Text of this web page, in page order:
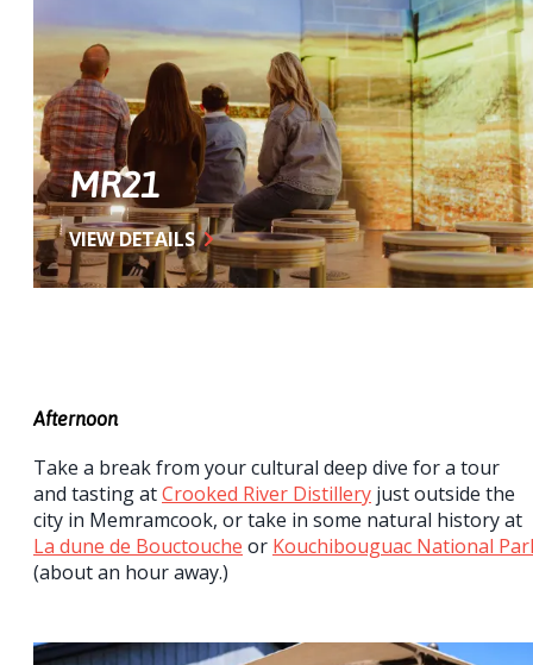
MR21
VIEW DETAILS
Afternoon
Take a break from your cultural deep dive for a tour
and tasting atCrooked River Distillery just outside the
city in Memramcook, or take in some natural history at
La dune de Bouctouche or Kouchibouguac National
(about an hour away.)